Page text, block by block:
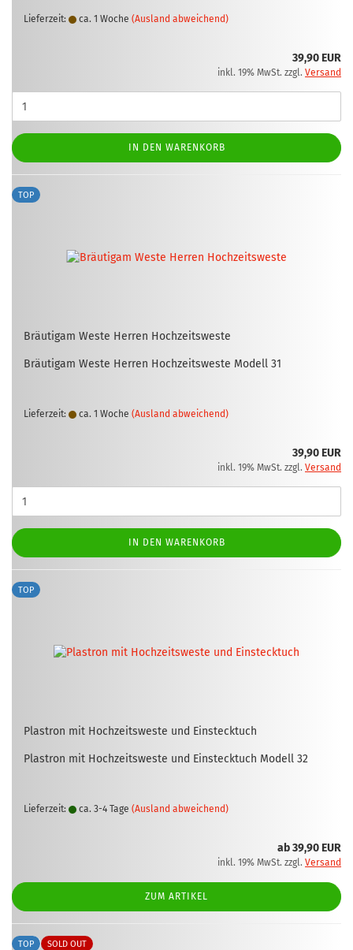
Lieferzeit: ca. 1 Woche (Ausland abweichend)
39,90 EUR
inkl. 19% MwSt. zzgl. Versand
IN DEN WARENKORB
TOP
Bräu­ti­gam Weste Her­ren Hoch­zeits­wes­te
Bräu­ti­gam Weste Her­ren Hoch­zeits­wes­te Mo­dell 31
Lieferzeit: ca. 1 Woche (Ausland abweichend)
39,90 EUR
inkl. 19% MwSt. zzgl. Versand
IN DEN WARENKORB
TOP
Plas­tron mit Hoch­zeits­wes­te und Ein­steck­tuch
Plas­tron mit Hoch­zeits­wes­te und Ein­steck­tuch Mo­dell 32
Lieferzeit: ca. 3-4 Tage (Ausland abweichend)
ab 39,90 EUR
inkl. 19% MwSt. zzgl. Versand
ZUM ARTIKEL
TOP SOLD OUT